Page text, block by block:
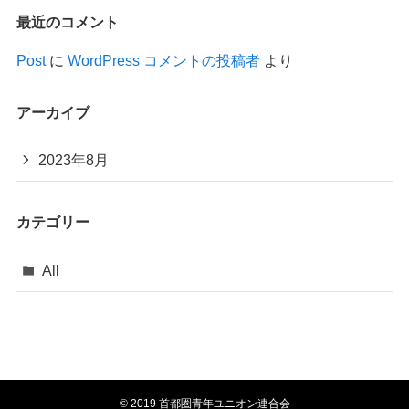
最近のコメント
Postに WordPress コメントの投稿者より
アーカイブ
2023年8月
カテゴリー
All
©2019 首都圏青年ユニオン連合会